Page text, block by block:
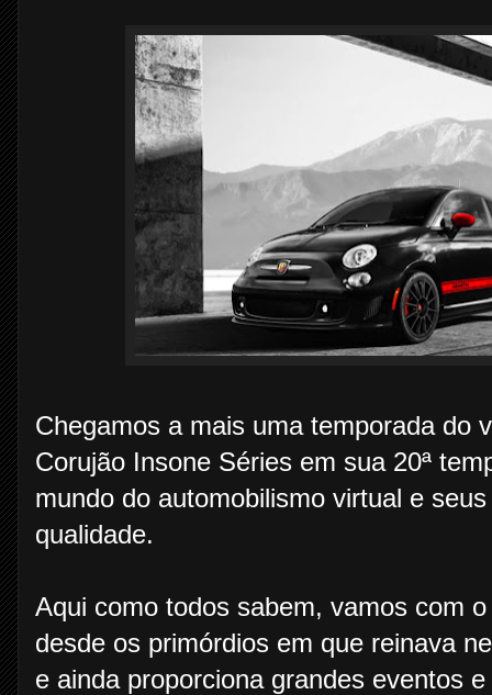
Chegamos a mais uma temporada do
Corujão Insone Séries em sua 20ª
mundo do automobilismo virtual e
qualidade.
Aqui como todos sabem, vamos com
desde os primórdios em que reinava
e ainda proporciona grandes eventos